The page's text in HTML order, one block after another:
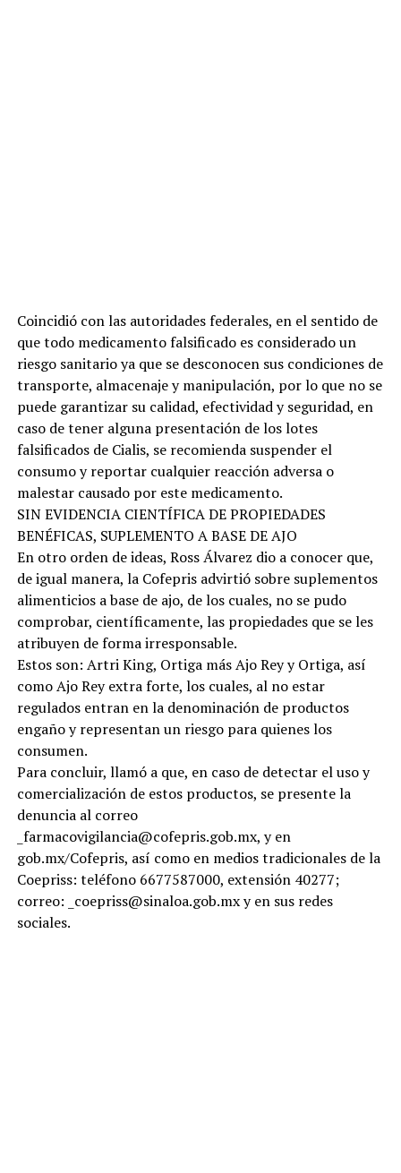
Coincidió con las autoridades federales, en el sentido de
que todo medicamento falsificado es considerado un
riesgo sanitario ya que se desconocen sus condiciones de
transporte, almacenaje y manipulación, por lo que no se
puede garantizar su calidad, efectividad y seguridad, en
caso de tener alguna presentación de los lotes
falsificados de Cialis, se recomienda suspender el
consumo y reportar cualquier reacción adversa o
malestar causado por este medicamento.
SIN EVIDENCIA CIENTÍFICA DE PROPIEDADES
BENÉFICAS, SUPLEMENTO A BASE DE AJO
En otro orden de ideas, Ross Álvarez dio a conocer que,
de igual manera, la Cofepris advirtió sobre suplementos
alimenticios a base de ajo, de los cuales, no se pudo
comprobar, científicamente, las propiedades que se les
atribuyen de forma irresponsable.
Estos son: Artri King, Ortiga más Ajo Rey y Ortiga, así
como Ajo Rey extra forte, los cuales, al no estar
regulados entran en la denominación de productos
engaño y representan un riesgo para quienes los
consumen.
Para concluir, llamó a que, en caso de detectar el uso y
comercialización de estos productos, se presente la
denuncia al correo
_farmacovigilancia@cofepris.gob.mx, y en
gob.mx/Cofepris, así como en medios tradicionales de la
Coepriss: teléfono 6677587000, extensión 40277;
correo: _coepriss@sinaloa.gob.mx y en sus redes
sociales.